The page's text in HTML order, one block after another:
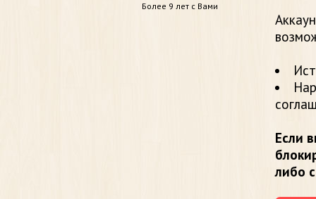
Более 9 лет с Вами
Если
либо